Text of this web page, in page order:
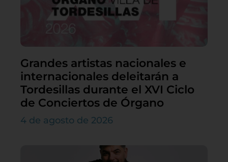
Grandes artistas nacionales e
internacionales deleitarán a
Tordesillas durante el XVI Ciclo
de Conciertos de Órgano
4 de agosto de 2026